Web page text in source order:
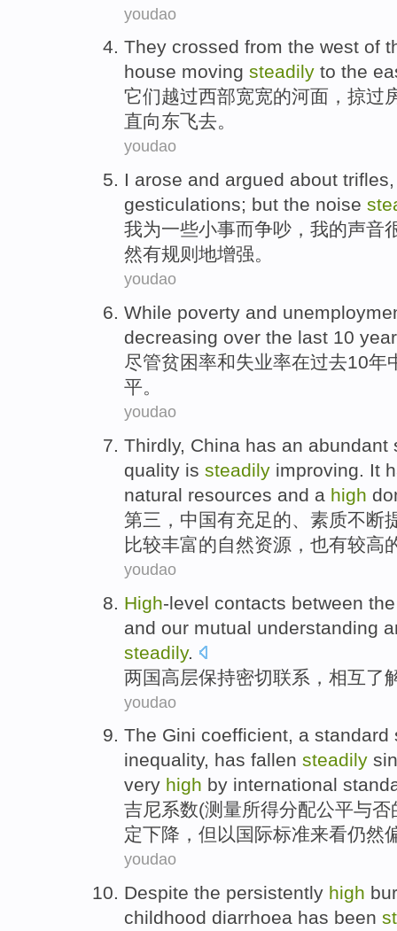
youdao
They crossed from the west of
house moving steadily to the
它们越过西部宽宽的河面 ，掠过
直向东飞去。
youdao
I arose and argued about trifles
gesticulations; but the noise
我为一些小事而争吵 ，我的声音
然有规则地增强。
youdao
While poverty and
decreasing over the last 10
尽管贫困率和失业率在过去10年
平。
youdao
Thirdly, China has an abundant
quality is steadily improving. It
natural resources and a high
第三 ， 中国有充足的、 素质不断
比较丰富的自然资源 ，也有较高
youdao
High-level contacts between
and our mutual understanding
steadily.
两国高层保持密切联系 ， 相互了
youdao
The Gini coefficient, a standard
inequality, has fallen steadily
very high by international
吉尼系数(测量所得分配公平与否
定下降 ， 但 以 国际标准来看仍然
youdao
Despite the persistently high
childhood diarrhoea has been